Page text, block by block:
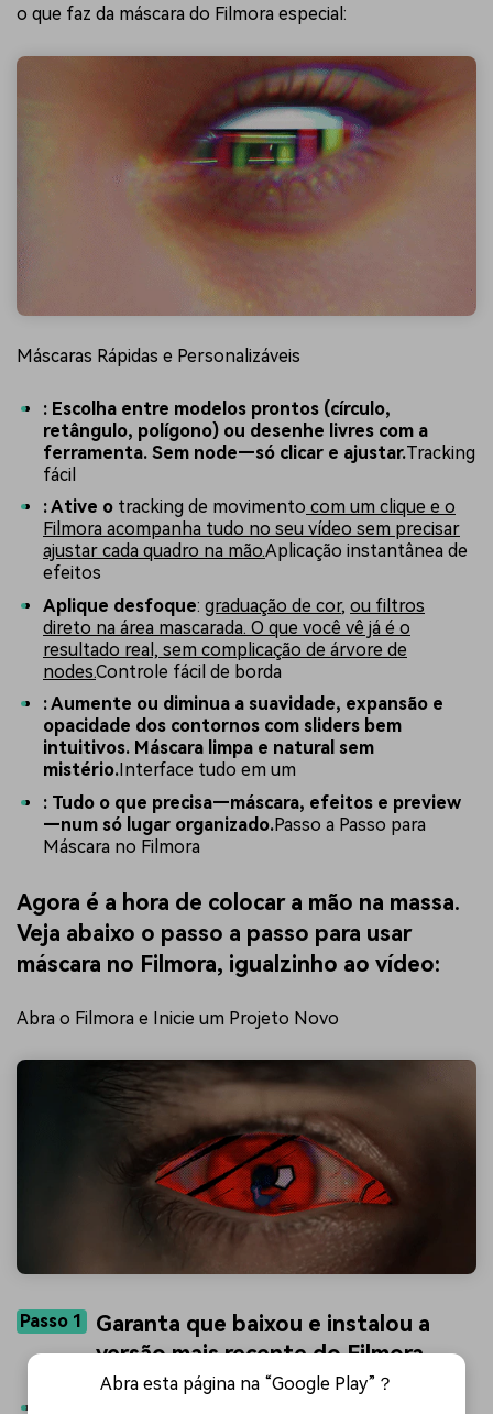
o que faz da máscara do Filmora especial:
Máscaras Rápidas e Personalizáveis
: Escolha entre modelos prontos (círculo,
retângulo, polígono) ou desenhe livres com a
ferramenta. Sem node—só clicar e ajustar.Tracking
fácil
: Ative o tracking de movimento com um clique e o
Filmora acompanha tudo no seu vídeo sem precisar
ajustar cada quadro na mão.Aplicação instantânea de
efeitos
Aplique desfoque: graduação de cor, ou filtros
direto na área mascarada. O que você vê já é o
resultado real, sem complicação de árvore de
nodes.Controle fácil de borda
: Aumente ou diminua a suavidade, expansão e
opacidade dos contornos com sliders bem
intuitivos. Máscara limpa e natural sem
mistério. Interface tudo em um
: Tudo o que precisa—máscara, efeitos e preview
—num só lugar organizado.Passo a Passo para
Máscara no Filmora
Agora é a hora de colocar a mão na massa.
Veja abaixo o passo a passo para usar
máscara no Filmora, igualzinho ao vídeo:
Abra o Filmora e Inicie um Projeto Novo
Passo 1
Garanta que baixou e instalou a
versão mais recente do Filmora.
Abra esta página na “Google Play”？